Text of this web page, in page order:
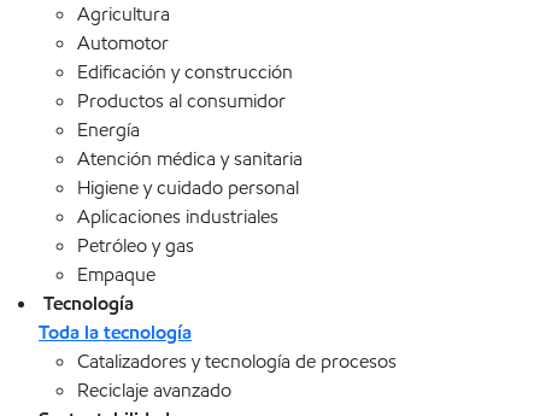
Agricultura
Automotor
Edificación y construcción
Productos al consumidor
Energía
Atención médica y sanitaria
Higiene y cuidado personal
Aplicaciones industriales
Petróleo y gas
Empaque
Tecnología
Toda la tecnología
Catalizadores y tecnología de procesos
Reciclaje avanzado